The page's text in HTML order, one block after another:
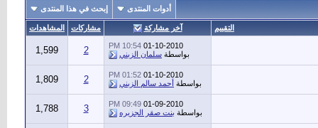
أدوات المنتدى إبحث في هذا المنتدى
التقييم آخر مشاركة مشاركات المشاهدات
01-10-2010
10:54 PM
بواسطة سلمان الزبني 2
1,599
01-10-2010
01:52 PM
بواسطة أحمد سالم الزبني 2
1,809
01-09-2010
09:49 PM
بواسطة بنت صقر الجزيره 3
1,788